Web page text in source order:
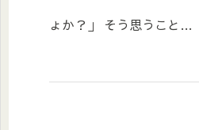
ょか？」 そう思うこと…